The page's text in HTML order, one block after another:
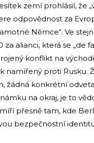
zemí prohlásil, že
odpovědnost za
Němce“. Ve
za alianci, která se „de
konflikt na
namířený proti Rusku.
žádná konkrétní
na okraj, je to
přesně tam, kde
bezpečnostní